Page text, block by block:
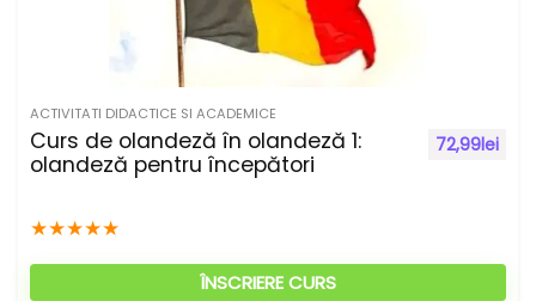
ACTIVITATI DIDACTICE SI ACADEMICE
Curs de olandeză în olandeză 1:
olandeză pentru începători
★★★★★
72,99lei
ÎNSCRIERE CURS